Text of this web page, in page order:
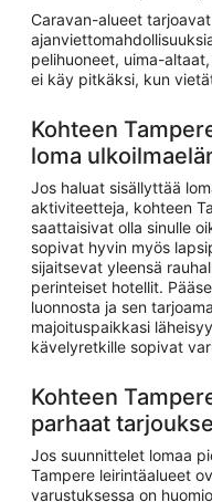
Caravan-alueet
pelihuoneet, uima-
ei käy pitkäksi, kun
Kohteen
loma
Jos haluat sisällyttää
aktiviteetteja, kohteen
saattaisivat olla sinulle
sopivat hyvin myös
sijaitsevat yleensä
perinteiset hotellit.
luonnosta ja sen
majoituspaikkasi
kävelyretkille sopivat
Kohteen
parhaat
Jos suunnittelet lomaa
Tampere leirintäalueet
varustuksessa on